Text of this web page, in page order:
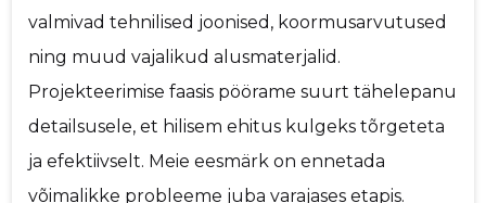
valmivad tehnilised joonised, koormusarvutused
ning muud vajalikud alusmaterjalid.
Projekteerimise faasis pöörame suurt tähelepanu
detailsusele, et hilisem ehitus kulgeks tõrgeteta
ja efektiivselt. Meie eesmärk on ennetada
võimalikke probleeme juba varajases etapis.